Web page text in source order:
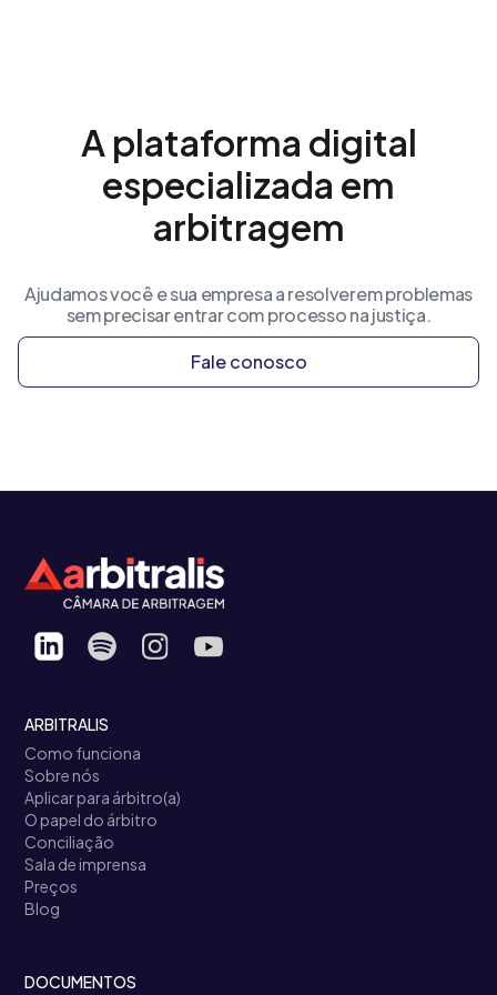
A plataforma digital
especializada em
arbitragem
Ajudamos você e sua empresa a resolverem problemas
sem precisar entrar com processo na justiça.
Fale conosco
ARBITRALIS
Como funciona
Sobre nós
Aplicar para árbitro(a)
O papel do árbitro
Conciliação
Sala de imprensa
Preços
Blog
DOCUMENTOS